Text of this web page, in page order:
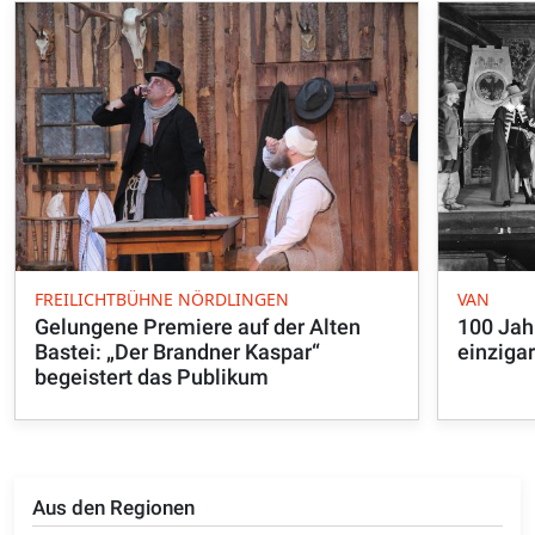
Aus den Regionen
FREILICHTBÜHNE NÖRDLINGEN
Gelungene Premiere auf der Alten
Bastei: „Der Brandner Kaspar“
begeistert das Publikum
VAN
100